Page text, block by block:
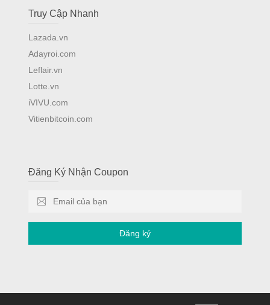
Truy Cập Nhanh
Lazada.vn
Adayroi.com
Leflair.vn
Lotte.vn
iVIVU.com
Vitienbitcoin.com
Đăng Ký Nhận Coupon
Đăng ký